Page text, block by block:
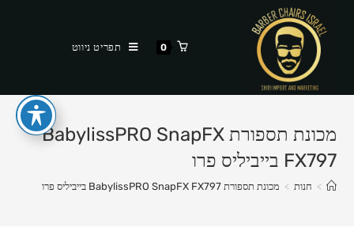
content
0 תפריט ניווט
מכונת תספורת BabylissPRO SnapFX
FX797 בייביליס פרו
> חנות > מכונת תספורת BabylissPRO SnapFX FX797 בייביליס פרו